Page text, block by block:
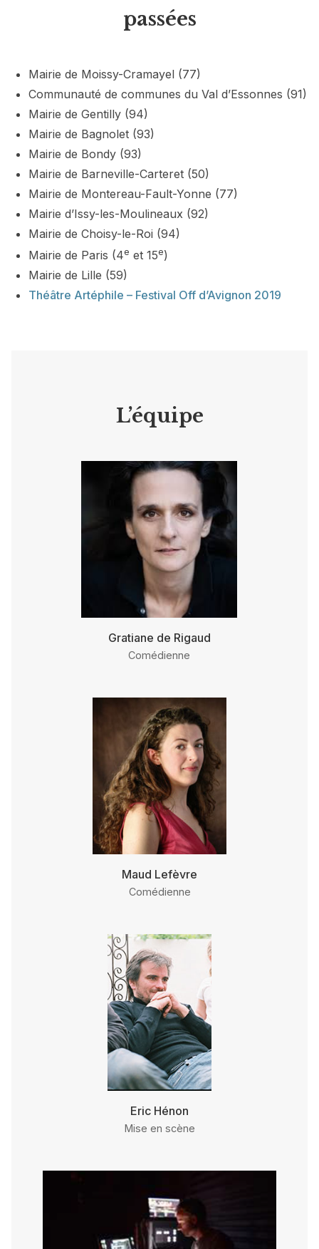
passées
Mairie de Moissy-Cramayel (77)
Communauté de communes du Val d’Essonnes (91)
Mairie de Gentilly (94)
Mairie de Bagnolet (93)
Mairie de Bondy (93)
Mairie de Barneville-Carteret (50)
Mairie de Montereau-Fault-Yonne (77)
Mairie d’Issy-les-Moulineaux (92)
Mairie de Choisy-le-Roi (94)
Mairie de Paris (4e et 15e)
Mairie de Lille (59)
Théâtre Artéphile – Festival Off d’Avignon 2019
L’équipe
Gratiane de Rigaud
Comédienne
Maud Lefèvre
Comédienne
Eric Hénon
Mise en scène